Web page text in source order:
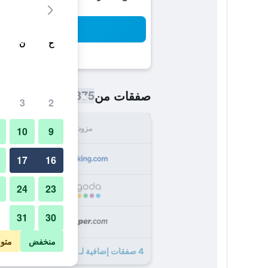
صفقات من375 ﷼
مزود
4 صفقات إضافية لـ فندق سان بياغيو
ح ن
2
3
9
10
16
17
23
24
30
31
منخفض